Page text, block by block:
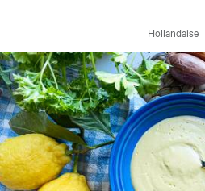
Hollandaise